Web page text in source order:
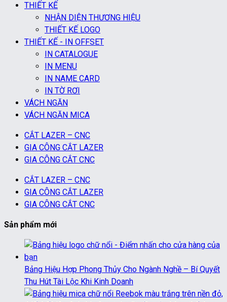
THIẾT KẾ
NHẬN DIỆN THƯƠNG HIỆU
THIẾT KẾ LOGO
THIẾT KẾ - IN OFFSET
IN CATALOGUE
IN MENU
IN NAME CARD
IN TỜ RƠI
VÁCH NGĂN
VÁCH NGĂN MICA
CẮT LAZER – CNC
GIA CÔNG CẮT LAZER
GIA CÔNG CẮT CNC
CẮT LAZER – CNC
GIA CÔNG CẮT LAZER
GIA CÔNG CẮT CNC
Sản phẩm mới
Bảng Hiệu Hợp Phong Thủy Cho Ngành Nghề – Bí Quyết
Thu Hút Tài Lộc Khi Kinh Doanh